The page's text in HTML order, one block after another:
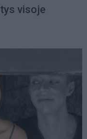
visoje